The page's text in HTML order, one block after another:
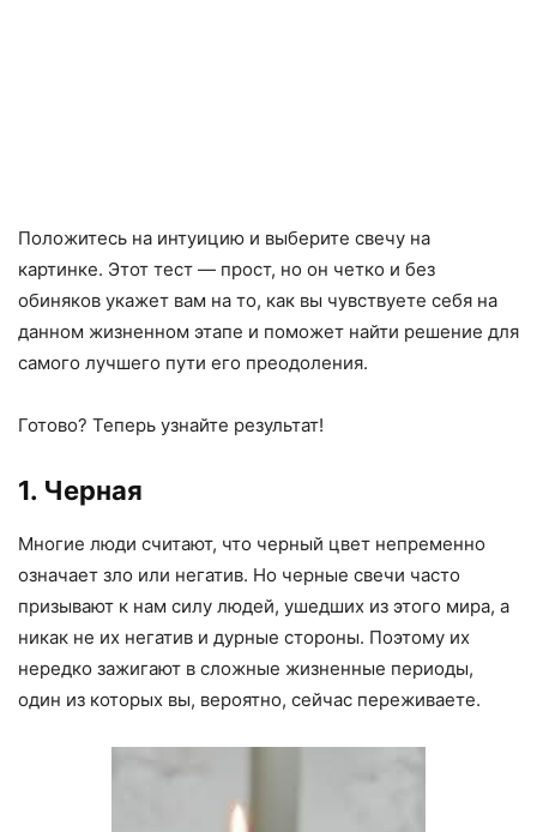
Положитесь на интуицию и выберите свечу на
картинке. Этот тест — прост, но он четко и без
обиняков укажет вам на то, как вы чувствуете себя на
данном жизненном этапе и поможет найти решение для
самого лучшего пути его преодоления.
Готово? Теперь узнайте результат!
1. Черная
Многие люди считают, что черный цвет непременно
означает зло или негатив. Но черные свечи часто
призывают к нам силу людей, ушедших из этого мира, а
никак не их негатив и дурные стороны. Поэтому их
нередко зажигают в сложные жизненные периоды,
один из которых вы, вероятно, сейчас переживаете.